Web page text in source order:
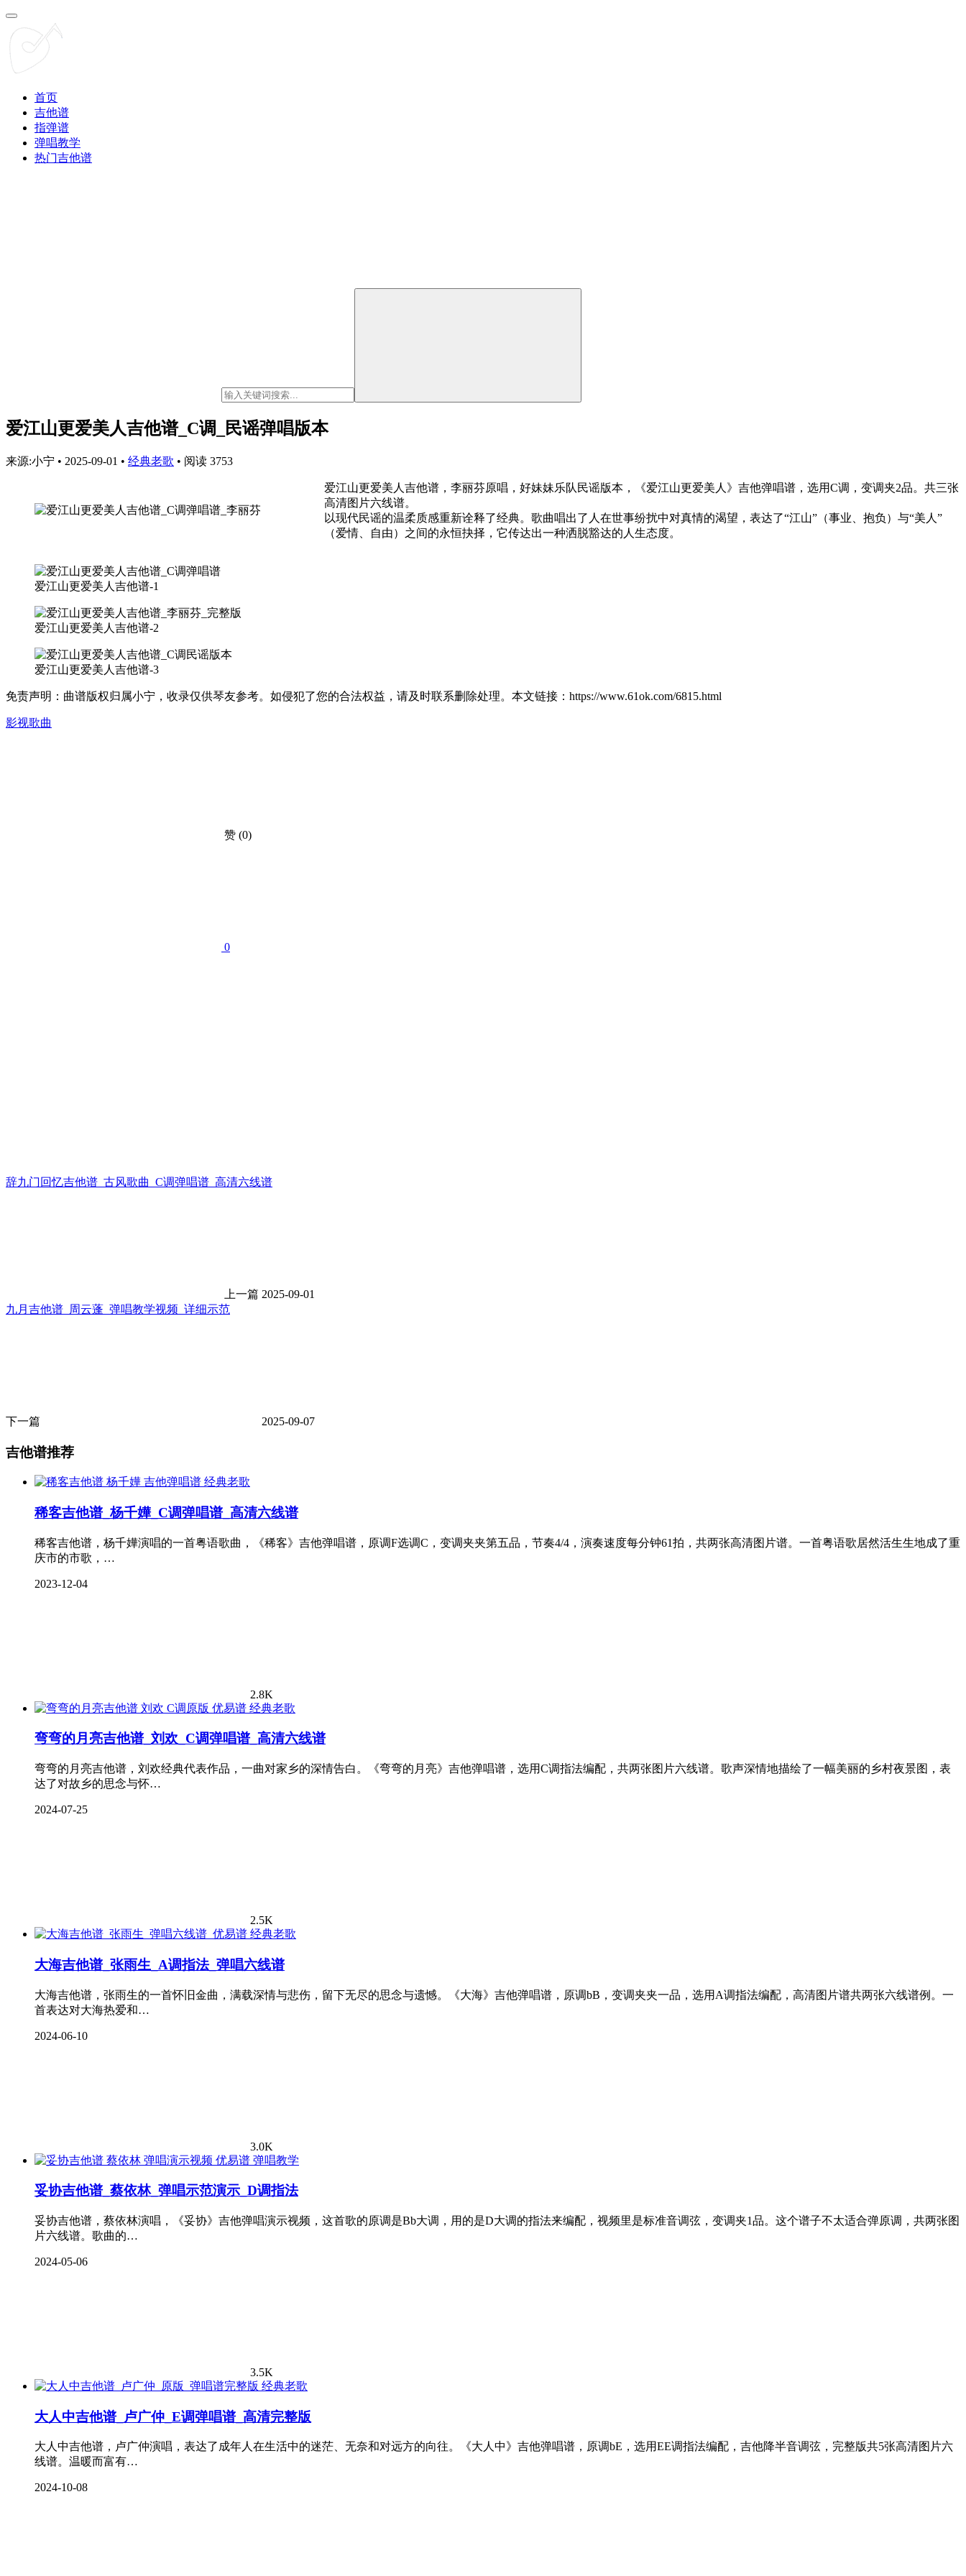
首页
吉他谱
指弹谱
弹唱教学
热门吉他谱
爱江山更爱美人吉他谱_C调_民谣弹唱版本
来源:小宁 • 2025-09-01 • 经典老歌 • 阅读 3753
爱江山更爱美人吉他谱，李丽芬原唱，好妹妹乐队民谣版本，《爱江山更爱美人》吉他弹唱谱，选用C调，变调夹2品。共三张
高清图片六线谱。
以现代民谣的温柔质感重新诠释了经典。歌曲唱出了人在世事纷扰中对真情的渴望，表达了“江山”（事业、抱负）与“美人”
（爱情、自由）之间的永恒抉择，它传达出一种洒脱豁达的人生态度。
爱江山更爱美人吉他谱-1
爱江山更爱美人吉他谱-2
爱江山更爱美人吉他谱-3
免责声明：曲谱版权归属小宁，收录仅供琴友参考。如侵犯了您的合法权益，请及时联系删除处理。本文链接：https://www.61ok.com/6815.html
影视歌曲
赞 (0)
0
辞九门回忆吉他谱_古风歌曲_C调弹唱谱_高清六线谱
上一篇 2025-09-01
九月吉他谱_周云蓬_弹唱教学视频_详细示范
下一篇 2025-09-07
吉他谱推荐
经典老歌
稀客吉他谱_杨千嬅_C调弹唱谱_高清六线谱
稀客吉他谱，杨千嬅演唱的一首粤语歌曲，《稀客》吉他弹唱谱，原调F选调C，变调夹夹第五品，节奏4/4，演奏速度每分钟61拍，共两张高清图片谱。一首粤语歌居然活生生地成了重
庆市的市歌，…
2023-12-04
2.8K
经典老歌
弯弯的月亮吉他谱_刘欢_C调弹唱谱_高清六线谱
弯弯的月亮吉他谱，刘欢经典代表作品，一曲对家乡的深情告白。《弯弯的月亮》吉他弹唱谱，选用C调指法编配，共两张图片六线谱。歌声深情地描绘了一幅美丽的乡村夜景图，表
达了对故乡的思念与怀…
2024-07-25
2.5K
经典老歌
大海吉他谱_张雨生_A调指法_弹唱六线谱
大海吉他谱，张雨生的一首怀旧金曲，满载深情与悲伤，留下无尽的思念与遗憾。《大海》吉他弹唱谱，原调bB，变调夹夹一品，选用A调指法编配，高清图片谱共两张六线谱例。一
首表达对大海热爱和…
2024-06-10
3.0K
弹唱教学
妥协吉他谱_蔡依林_弹唱示范演示_D调指法
妥协吉他谱，蔡依林演唱，《妥协》吉他弹唱演示视频，这首歌的原调是Bb大调，用的是D大调的指法来编配，视频里是标准音调弦，变调夹1品。这个谱子不太适合弹原调，共两张图
片六线谱。歌曲的…
2024-05-06
3.5K
经典老歌
大人中吉他谱_卢广仲_E调弹唱谱_高清完整版
大人中吉他谱，卢广仲演唱，表达了成年人在生活中的迷茫、无奈和对远方的向往。《大人中》吉他弹唱谱，原调bE，选用EE调指法编配，吉他降半音调弦，完整版共5张高清图片六
线谱。温暖而富有…
2024-10-08